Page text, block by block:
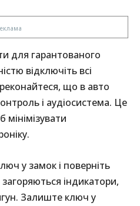
для гарантованого
відключіть всі
що в авто
і аудіосистема. Це
у замок і поверніть
індикатори,
Залиште ключ у